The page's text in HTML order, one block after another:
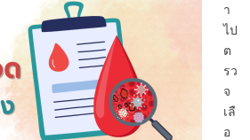
า
ไป
ต
รว
จ
เลื
อ